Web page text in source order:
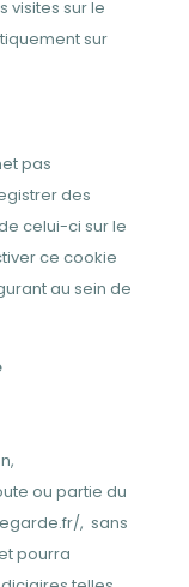
visites sur le
sur
pas
des
celui-ci sur le
ce cookie
au sein de
ou partie du
, sans
pourra